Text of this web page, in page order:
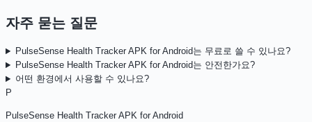
자주 묻는 질문
PulseSense Health Tracker APK for Android는 무료로 쓸 수 있나요?
PulseSense Health Tracker APK for Android는 안전한가요?
어떤 환경에서 사용할 수 있나요?
P
PulseSense Health Tracker APK for Android